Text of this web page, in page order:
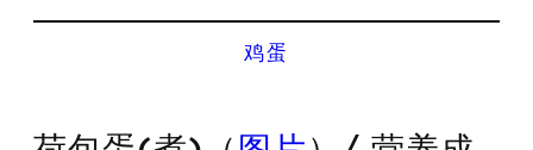
鸡蛋